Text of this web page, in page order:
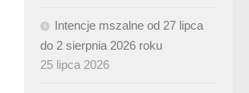
Intencje mszalne od 27 lipca
do 2 sierpnia 2026 roku
25 lipca 2026